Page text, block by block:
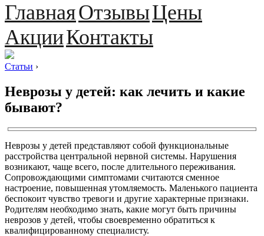
ГлавнаяОтзывыЦены
АкцииКонтакты
Статьи ›
Неврозы у детей: как лечить и какие
бывают?
Неврозы у детей представляют собой функциональные
расстройства центральной нервной системы. Нарушения
возникают, чаще всего, после длительного переживания.
Сопровождающими симптомами считаются сменное
настроение, повышенная утомляемость. Маленького пациента
беспокоит чувство тревоги и другие характерные признаки.
Родителям необходимо знать, какие могут быть причины
неврозов у детей, чтобы своевременно обратиться к
квалифицированному специалисту.